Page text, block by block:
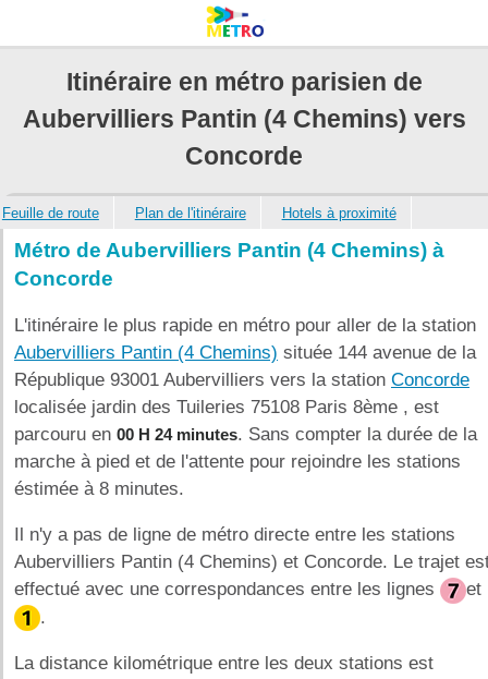
Itinéraire en métro parisien de
Aubervilliers Pantin (4 Chemins) vers
Concorde
Feuille de route Plan de l'itinéraire Hotels à proximité
Métro de Aubervilliers Pantin (4 Chemins) à
Concorde
L'itinéraire le plus rapide en métro pour aller de la station
Aubervilliers Pantin (4 Chemins) située 144 avenue de la
République 93001 Aubervilliers vers la station Concorde
localisée jardin des Tuileries 75108 Paris 8ème , est
parcouru en 00 H 24 minutes. Sans compter la durée de la
marche à pied et de l'attente pour rejoindre les stations
éstimée à 8 minutes.
Il n'y a pas de ligne de métro directe entre les stations
Aubervilliers Pantin (4 Chemins) et Concorde. Le trajet
effectué avec une correspondances entre les lignes
et
.
La distance kilométrique entre les deux stations est